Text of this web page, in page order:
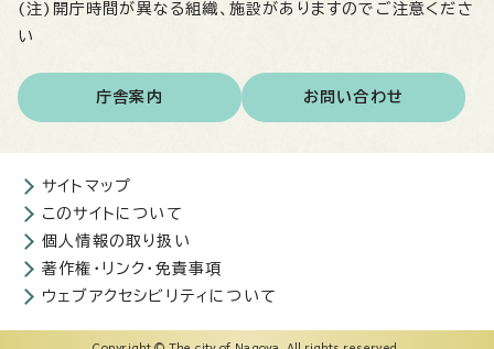
(注)開庁時間が異なる組織、施設がありますのでご注意くださ
い
庁舎案内 お問い合わせ
サイトマップ
このサイトについて
個人情報の取り扱い
著作権・リンク・免責事項
ウェブアクセシビリティについて